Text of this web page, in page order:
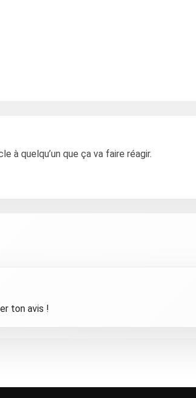
à quelqu’un que ça va faire réagir.
ton avis !